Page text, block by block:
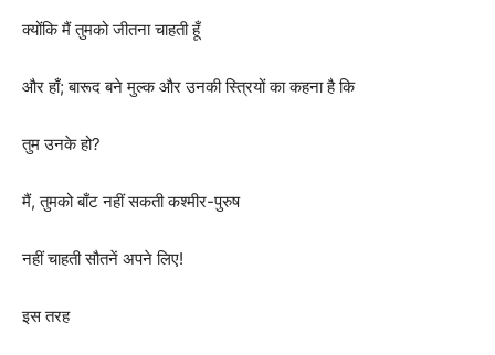
क्योंकि मैं तुमको जीतना चाहती हूँ
और हाँ; बारूद बने मुल्क और उनकी स्त्रियों का कहना है कि
तुम उनके हो?
मैं, तुमको बाँट नहीं सकती कश्मीर-पुरुष
नहीं चाहती सौतनें अपने लिए!
इस तरह